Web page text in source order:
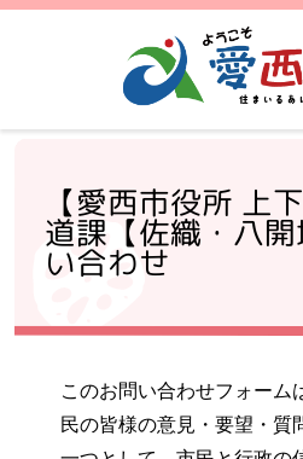
【愛西市役所 上
道課【佐織・八
い合わせ
このお問い合わせフォーム
民の皆様の意見・要望・質